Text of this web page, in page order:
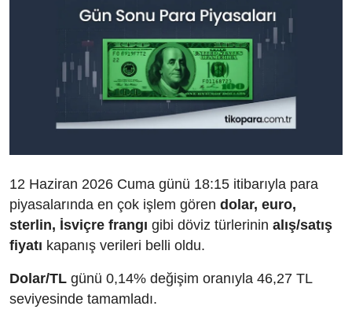
12 Haziran 2026 Cuma günü 18:15 itibarıyla para
piyasalarında en çok işlem gören dolar, euro,
sterlin, İsviçre frangı gibi döviz türlerinin alış/satış
fiyatı kapanış verileri belli oldu.
Dolar/TL günü 0,14% değişim oranıyla 46,27 TL
seviyesinde tamamladı.